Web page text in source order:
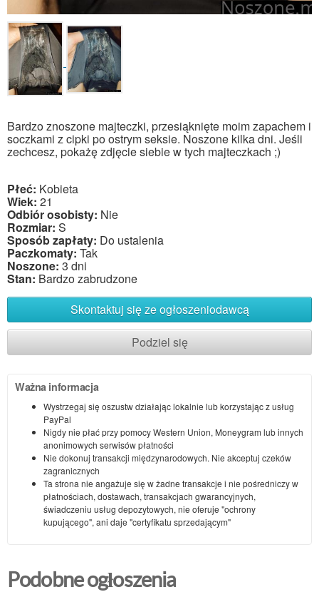
Bardzo znoszone majteczki, przesiąknięte moim zapachem i
soczkami z cipki po ostrym seksie. Noszone kilka dni. Jeśli
zechcesz, pokażę zdjęcie siebie w tych majteczkach ;)
Płeć: Kobieta
Wiek: 21
Odbiór osobisty: Nie
Rozmiar: S
Sposób zapłaty: Do ustalenia
Paczkomaty: Tak
Noszone: 3 dni
Stan: Bardzo zabrudzone
Skontaktuj się ze ogłoszeniodawcą
Podziel się
Ważna informacja
Wystrzegaj się oszustw działając lokalnie lub korzystając z usług
PayPal
Nigdy nie płać przy pomocy Western Union, Moneygram lub innych
anonimowych serwisów płatności
Nie dokonuj transakcji międzynarodowych. Nie akceptuj czeków
zagranicznych
Ta strona nie angażuje się w żadne transakcje i nie pośredniczy w
płatnościach, dostawach, transakcjach gwarancyjnych,
świadczeniu usług depozytowych, nie oferuje "ochrony
kupującego", ani daje "certyfikatu sprzedającym"
Podobne ogłoszenia